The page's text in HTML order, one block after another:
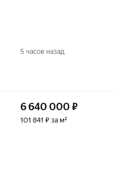
5 часов назад
6 640 000 ₽
101 841 ₽ за м²